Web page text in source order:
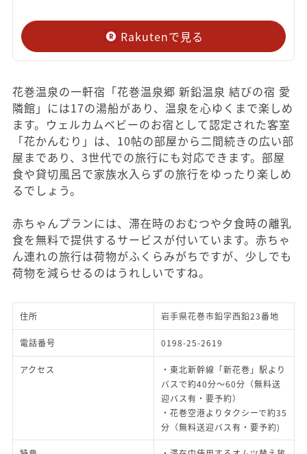
Rakutenで見る
花巻温泉の一軒宿「花巻温泉郷 新鉛温泉 結びの宿 愛
隣館」には17の湯船があり、温泉を心ゆくまで楽しめ
ます。ウェルカムベビーのお宿として認定された客室
「花かんむり」は、10帖の部屋から二間続きの広い部
屋まであり、3世代での旅行にも対応できます。部屋
食や貸切風呂で家族水入らずの旅行をゆったり楽しめ
るでしょう。
赤ちゃんプランには、滞在時のおむつや夕食時の離乳
食を無料で提供するサービスが付いています。赤ちゃ
ん連れの旅行は荷物がふくらみがちですが、少しでも
荷物を減らせるのはうれしいですね。
住所 岩手県花巻市鉛字西鉛23番地
電話番号 0198-25-2619
アクセス
・東北新幹線「新花巻」駅より
バスで約40分～60分（無料送
迎バス有・要予約）
・花巻空港よりタクシーで約35
分（無料送迎バス有・要予約)